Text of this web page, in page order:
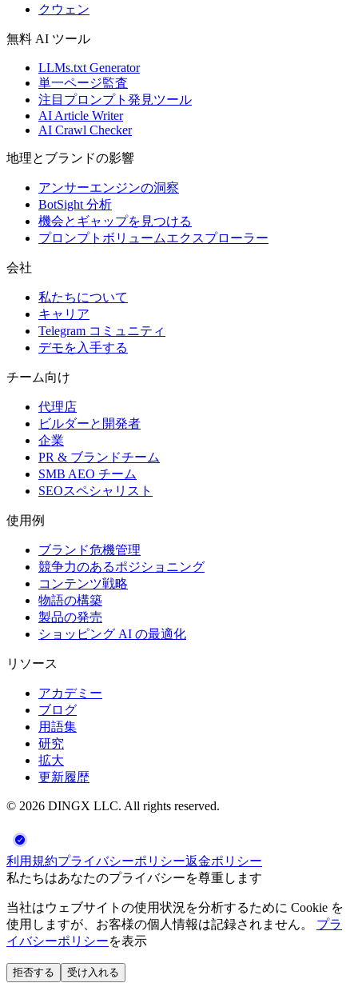
クウェン
無料 AI ツール
LLMs.txt Generator
単一ページ監査
注目プロンプト発見ツール
AI Article Writer
AI Crawl Checker
地理とブランドの影響
アンサーエンジンの洞察
BotSight 分析
機会とギャップを見つける
プロンプトボリュームエクスプローラー
会社
私たちについて
キャリア
Telegram コミュニティ
デモを入手する
チーム向け
代理店
ビルダーと開発者
企業
PR & ブランドチーム
SMB AEO チーム
SEOスペシャリスト
使用例
ブランド危機管理
競争力のあるポジショニング
コンテンツ戦略
物語の構築
製品の発売
ショッピング AI の最適化
リソース
アカデミー
ブログ
用語集
研究
拡大
更新履歴
© 2026 DINGX LLC. All rights reserved.
利用規約プライバシーポリシー返金ポリシー
私たちはあなたのプライバシーを尊重します
当社はウェブサイトの使用状況を分析するために Cookie を
使用しますが、お客様の個人情報は記録されません。 プラ
イバシーポリシーを表示
拒否する 受け入れる